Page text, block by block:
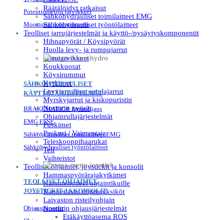
Räätälöidyt ratkaisut
Sähköhydrauliset toimilaitteet EMG
Sähköhydrauliset työntölaitteet
Teolliset jarrujärjestelmät ja käyttö-/pysäytyskomponentit
Hihnapyörät / Köysipyörät
Huolla levy- ja rumpujarrut
Jarrutarvikkeet
Koukkuosat
Köysirummut
Kytkimet
Levyjarrulliset satulajarrut
Myrskyjarrut ja kiskopuristin
Nosturin pyörät
Ohjainrullajärjestelmät
Puskimet
Puskuri / Vaimentaja
Teleskooppihaarukat
Teli
Vaihteistot
Teolliset ohjaimet, joystickit ja konsolit
Hammaspyörärajakytkimet
Kämmenotteet ohjaintikuille
Kannettavat ohjausyksiköt
Laivaston risteilyohjain
Nosturin ohjausjärjestelmät
Etäkäyttöasema ROS
Potentiometrin tarvikkeet
Moottorin potentiometri
SÄHKÖHYDRAULISET
KÄYTTÖJÄRJESTELMÄT
BRAKEMATIC® Jarruohjaus
EMG ESSE
Sähköhydrauliset toimilaitteet EMG
Sähköhydrauliset työntölaitteet
TEOLLISET OHJAIMET,
JOYSTICKIT JA KONSOLIT
Ohjauspaneelit